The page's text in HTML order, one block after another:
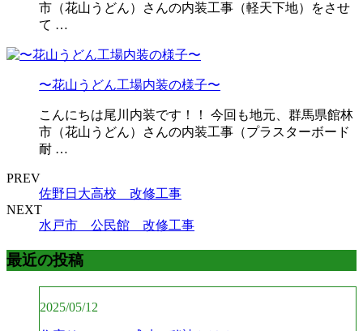
市（花山うどん）さんの内装工事（軽天下地）をさせ
て …
〜花山うどん工場内装の様子〜
こんにちは尾川内装です！！ 今回も地元、群馬県館林
市（花山うどん）さんの内装工事（プラスターボード
耐 …
PREV
佐野日大高校 改修工事
NEXT
水戸市 公民館 改修工事
最近の投稿
2025/05/12